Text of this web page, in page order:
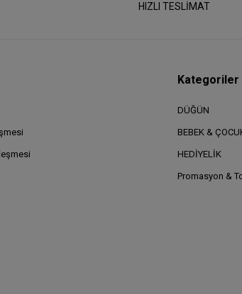
HIZLI TESLİMAT
Kategoriler
DÜĞÜN
BEBEK &
HEDİYELİK
Promasyon &